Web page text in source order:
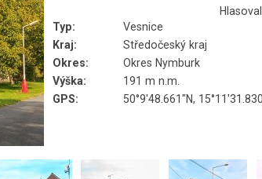
Typ:
Vesnice
Kraj:
Středočeský kraj
Okres:
Okres Nymburk
Výška:
191 m n.m.
GPS:
50°9'48.661"N,